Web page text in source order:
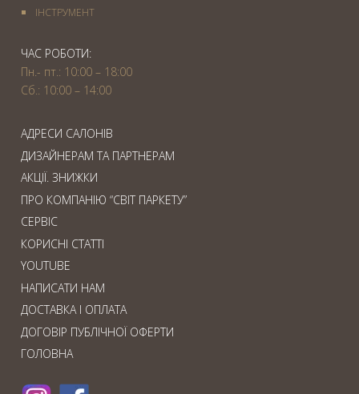
IНСТРУМЕНТ
ЧАС РОБОТИ:
Пн.- пт.: 10:00 – 18:00
Сб.: 10:00 – 14:00
АДРЕСИ САЛОНІВ
ДИЗАЙНЕРАМ ТА ПАРТНЕРАМ
АКЦІЇ. ЗНИЖКИ
ПРО КОМПАНІЮ “СВІТ ПАРКЕТУ”
СЕРВІС
КОРИСНІ СТАТТІ
YOUTUBE
НАПИСАТИ НАМ
ДОСТАВКА І ОПЛАТА
ДОГОВІР ПУБЛІЧНОЇ ОФЕРТИ
ГОЛОВНА